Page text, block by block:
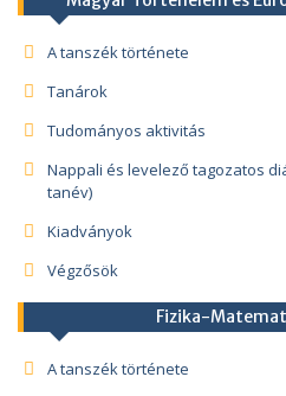
A tanszék története
Tanárok
Tudományos aktivitás
Nappali és levelező tagozatos
tanév)
Kiadványok
Végzősök
Fizika-
A tanszék története